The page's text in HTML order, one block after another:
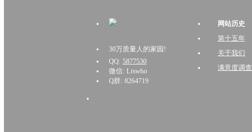
30万质量人的家园!
QQ: 5877530
微信: Ltswho
Q群: 8264719
网站历史
第十五年
关于我们
满意度调查